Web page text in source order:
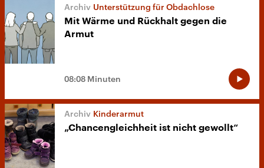
Unterstützung für Obdachlose
Mit Wärme und Rückhalt gegen die
Armut
08:08 Minuten
Kinderarmut
„Chancengleichheit ist nicht gewollt“